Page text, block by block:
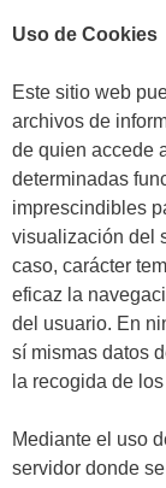
Uso de Cookies
Este sitio web
archivos de
de quien accede
determinadas
imprescindibles
visualización del
caso, carácter
eficaz la
del usuario. En
sí mismas datos
la recogida de
Mediante el uso
servidor donde